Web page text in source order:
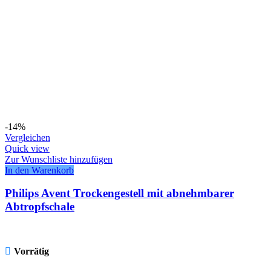
-14%
Vergleichen
Quick view
Zur Wunschliste hinzufügen
In den Warenkorb
Philips Avent Trockengestell mit abnehmbarer
Abtropfschale
Vorrätig